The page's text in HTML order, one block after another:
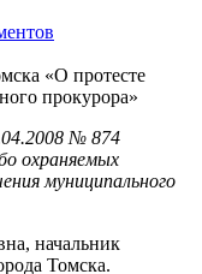
«О протесте
прокурора»
№ 874
охраняемых
муниципального
начальник
Томска.